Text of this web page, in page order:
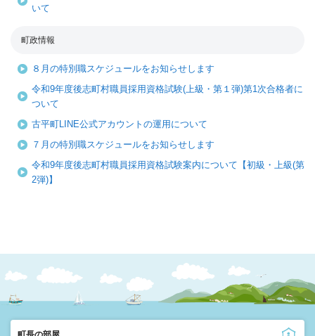
いて
町政情報
８月の特別職スケジュールをお知らせします
令和9年度後志町村職員採用資格試験(上級・第１弾)第1次合格者に
ついて
古平町LINE公式アカウントの運用について
７月の特別職スケジュールをお知らせします
令和9年度後志町村職員採用資格試験案内について【初級・上級(第
2弾)】